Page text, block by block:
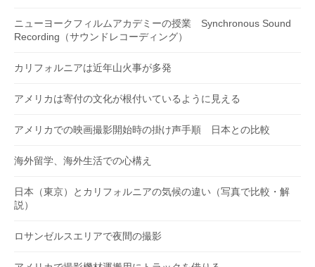
ニューヨークフィルムアカデミーの授業 Synchronous Sound
Recording（サウンドレコーディング）
カリフォルニアは近年山火事が多発
アメリカは寄付の文化が根付いているように見える
アメリカでの映画撮影開始時の掛け声手順 日本との比較
海外留学、海外生活での心構え
日本（東京）とカリフォルニアの気候の違い（写真で比較・解
説）
ロサンゼルスエリアで夜間の撮影